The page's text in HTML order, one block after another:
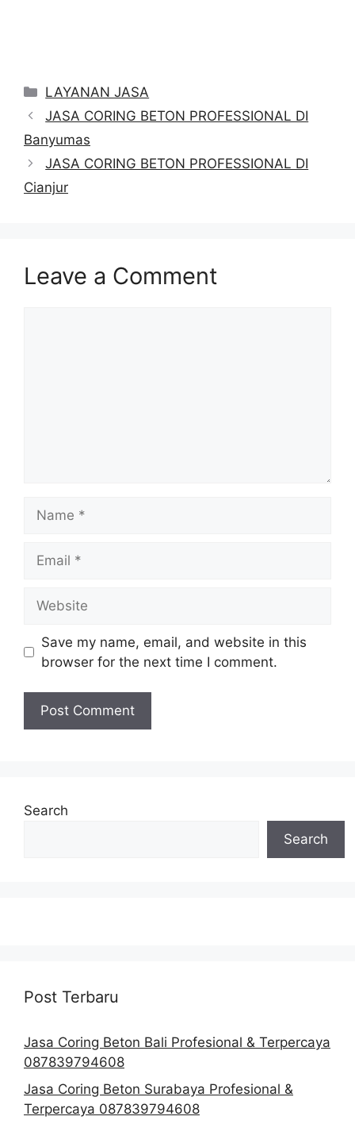
Categories
LAYANAN JASA
JASA CORING BETON PROFESSIONAL DI
Banyumas
JASA CORING BETON PROFESSIONAL DI
Cianjur
Leave a Comment
Save my name, email, and website in this
browser for the next time I comment.
Search
Search
Post Terbaru
Jasa Coring Beton Bali Profesional & Terpercaya
087839794608
Jasa Coring Beton Surabaya Profesional &
Terpercaya 087839794608